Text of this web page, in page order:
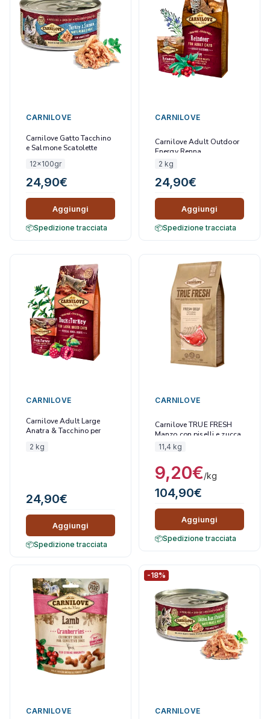
CARNILOVE
Carnilove Gatto Tacchino
e Salmone Scatolette
12x100gr
24,90€
Aggiungi
Spedizione tracciata
CARNILOVE
Carnilove Adult Outdoor
Energy Renna
2 kg
24,90€
Aggiungi
Spedizione tracciata
CARNILOVE
Carnilove Adult Large
Anatra & Tacchino per
2 kg
24,90€
Aggiungi
Spedizione tracciata
CARNILOVE
Carnilove TRUE FRESH
Manzo con piselli e zucca
11,4 kg
104,90€
9,20€/kg
Aggiungi
Spedizione tracciata
CARNILOVE
-18%
CARNILOVE